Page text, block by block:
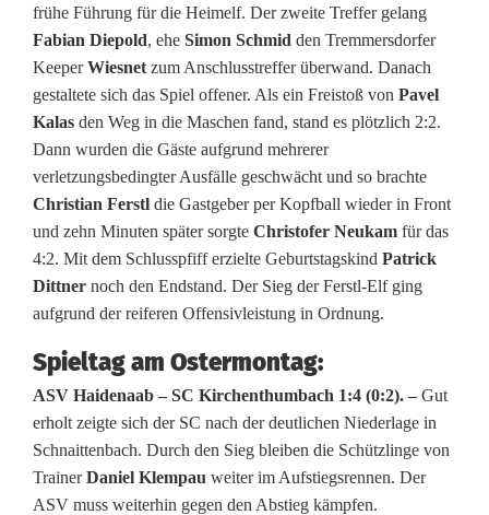
i
s
l
i
g
a
e
t
w
a
s
a
frühe Führung für die Heimelf. Der zweite Treffer gelang
Fabian Diepold, ehe Simon Schmid den Tremmersdorfer
KeeperWiesnet zum Anschlusstreffer überwand. Danach
gestaltete sich das Spiel offener. Als ein Freistoß von Pavel
Kalas den Weg in die Maschen fand, stand es plötzlich 2:2.
Dann wurden die Gäste aufgrund mehrerer
verletzungsbedingter Ausfälle geschwächt und so brachte
Christian Ferstl die Gastgeber per Kopfball wieder in Front
und zehn Minuten später sorgte Christofer Neukam für das
4:2. Mit dem Schlusspfiff erzielte Geburtstagskind Patrick
Dittner noch den Endstand. Der Sieg der Ferstl-Elf ging
aufgrund der reiferen Offensivleistung in Ordnung.
Spieltag am Ostermontag:
ASV Haidenaab – SC Kirchenthumbach 1:4 (0:2). – Gut
erholt zeigte sich der SC nach der deutlichen Niederlage in
Schnaittenbach. Durch den Sieg bleiben die Schützlinge von
TrainerDaniel Klempau weiter im Aufstiegsrennen. Der
ASV muss weiterhin gegen den Abstieg kämpfen.